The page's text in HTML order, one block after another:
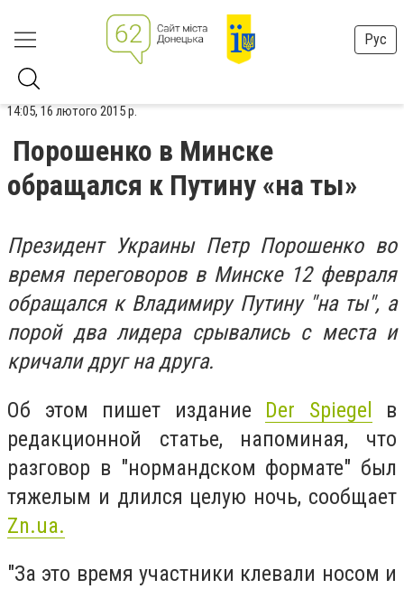
Рус
14:05, 16 лютого 2015 р.
Порошенко в Минске
обращался к Путину «на ты»
Президент Украины Петр Порошенко во
время переговоров в Минске 12 февраля
обращался к Владимиру Путину "на ты", а
порой два лидера срывались с места и
кричали друг на друга.
Об этом пишет издание Der Spiegel в
редакционной статье, напоминая, что
разговор в "нормандском формате" был
тяжелым и длился целую ночь, сообщает
Zn.ua.
"За это время участники клевали носом и